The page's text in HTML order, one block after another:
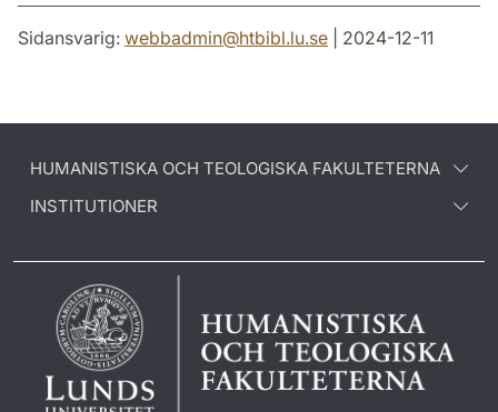
Sidansvarig: webbadmin@htbibl.lu.se | 2024-12-11
HUMANISTISKA OCH TEOLOGISKA FAKULTETERNA
INSTITUTIONER